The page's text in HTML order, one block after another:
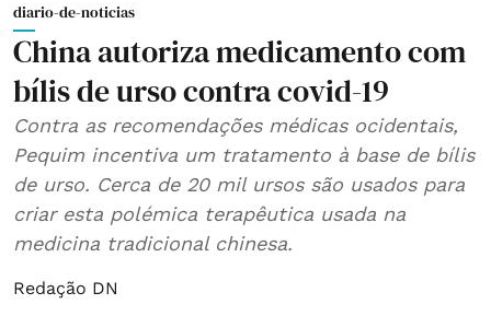
diario-de-noticias
China autoriza medicamento com
bílis de urso contra covid-19
Contra as recomendações médicas ocidentais,
Pequim incentiva um tratamento à base de bílis
de urso. Cerca de 20 mil ursos são usados para
criar esta polémica terapêutica usada na
medicina tradicional chinesa.
Redação DN